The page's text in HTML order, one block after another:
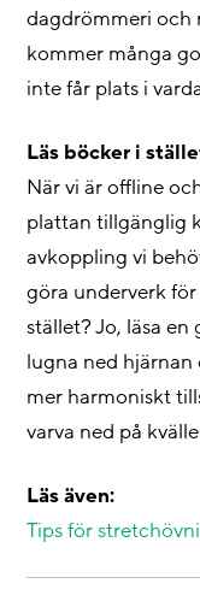
dagdrömmeri och
kommer många
inte får plats i
Läs böcker i
När vi är offline
plattan tillgänglig
avkoppling vi
göra underverk för
stället? Jo, läsa
lugna ned
mer harmoniskt
varva ned på
Läs även:
Tips för